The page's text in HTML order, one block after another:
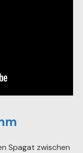
Spagat zwischen